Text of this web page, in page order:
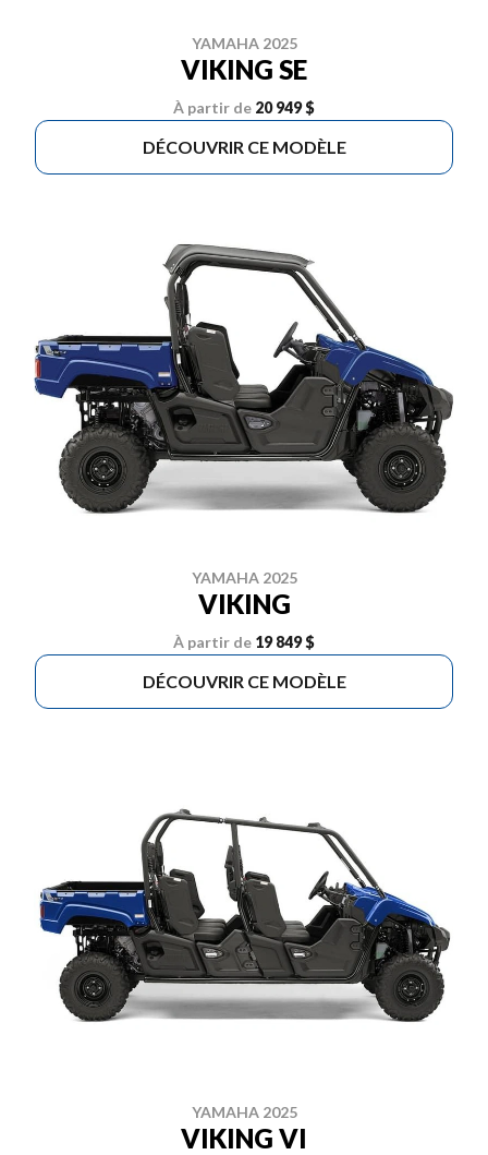
YAMAHA 2025
VIKING SE
À partir de 20 949 $
DÉCOUVRIR CE MODÈLE
YAMAHA 2025
VIKING
À partir de 19 849 $
DÉCOUVRIR CE MODÈLE
YAMAHA 2025
VIKING VI